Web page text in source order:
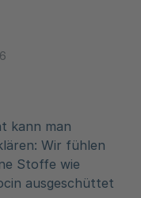
kann man
Wir fühlen
Stoffe wie
ausgeschüttet